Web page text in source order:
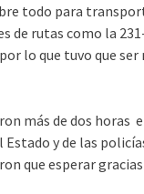
todo para
de rutas como la
lo que tuvo que
más de dos horas
y de las
que esperar